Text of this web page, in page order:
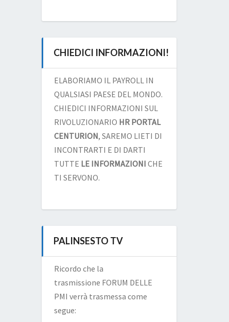
CHIEDICI INFORMAZIONI!
ELABORIAMO IL PAYROLL IN
QUALSIASI PAESE DEL MONDO.
CHIEDICI INFORMAZIONI SUL
RIVOLUZIONARIO HR PORTAL
CENTURION, SAREMO LIETI DI
INCONTRARTI E DI DARTI
TUTTE LE INFORMAZIONI CHE
TI SERVONO.
PALINSESTO TV
Ricordo che la
trasmissione FORUM DELLE
PMI verrà trasmessa come
segue: